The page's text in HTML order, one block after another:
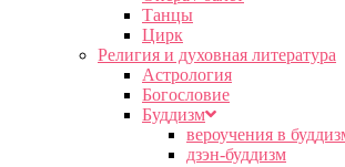
Танцы
Цирк
Религия и духовная литература
Астрология
Богословие
Буддизм
вероучения в
дзэн-буддизм